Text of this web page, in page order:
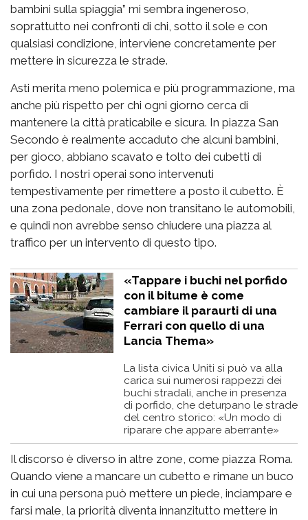
bambini sulla spiaggia” mi sembra ingeneroso,
soprattutto nei confronti di chi, sotto il sole e con
qualsiasi condizione, interviene concretamente per
mettere in sicurezza le strade.
Asti merita meno polemica e più programmazione, ma
anche più rispetto per chi ogni giorno cerca di
mantenere la città praticabile e sicura. In piazza San
Secondo è realmente accaduto che alcuni bambini,
per gioco, abbiano scavato e tolto dei cubetti di
porfido. I nostri operai sono intervenuti
tempestivamente per rimettere a posto il cubetto. È
una zona pedonale, dove non transitano le automobili,
e quindi non avrebbe senso chiudere una piazza al
traffico per un intervento di questo tipo.
«Tappare i buchi nel porfido
con il bitume è come
cambiare il paraurti di una
Ferrari con quello di una
Lancia Thema»
La lista civica Uniti si può va alla
carica sui numerosi rappezzi dei
buchi stradali, anche in presenza
di porfido, che deturpano le strade
del centro storico: «Un modo di
riparare che appare aberrante»
Il discorso è diverso in altre zone, come piazza Roma.
Quando viene a mancare un cubetto e rimane un buco
in cui una persona può mettere un piede, inciampare e
farsi male, la priorità diventa innanzitutto mettere in